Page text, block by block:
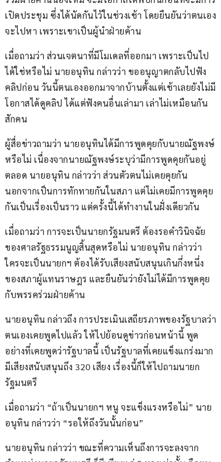
เปิดประชุม ซึ่งได้นัดกันไว้ในช่วงเช้า โดยยืนยันว่าตนเอง
จะไปหา เพราะเขาเป็นผู้นำฝ่ายค้าน
เมื่อถามว่า ส่วนเจตนาที่มีโมเดลที่ออกมา เพราะเป็นไป
ได้ใช่หรือไม่ นายอนุทิน กล่าวว่า ขออนุญาตกลับไปฟัง
คลิปก่อน วันนี้ตนเองออกมาจากบ้านตั้งแต่เช้าเลยยังไม่มี
โอกาสได้ดูคลิป ได้แต่ฟังคนอื่นเล่ามา เล่าไม่เหมือนกัน
สักคน
ผู้สื่อข่าวถามว่า นายอนุทินได้มีการพูดคุยกับนายณัฐพงษ์
หรือไม่ เนื่องจากนายณัฐพงษ์ระบุว่ามีการพูดคุยกันอยู่
ตลอด นายอนุทิน กล่าวว่า ส่วนตัวตนไม่เคยคุยกัน
นอกจากเป็นการทักทายกันในสภา แต่ไม่เคยมีการพูดคุย
กันเป็นเรื่องเป็นราว แต่ครั้งนี้ได้ทำงานในฝั่งเดียวกัน
เมื่อถามว่า การจะเป็นนายกรัฐมนตรี ต้องรอคำวินิจฉัย
ของศาลรัฐธรรมนูญสิ้นสุดหรือไม่ นายอนุทิน กล่าวว่า
ใครจะเป็นนายกฯ ต้องได้รับเสียงสนับสนุนเกินกึ่งหนึ่ง
ของสภาผู้แทนราษฎร และยืนยันว่ายังไม่ได้มีการพูดคุย
กับพรรคร่วมฝ่ายค้าน
นายอนุทิน กล่าวถึง การประเมินเสถียรภาพของรัฐบาลว่า
ตนเองเคยพูดไปแล้ว ให้ไปย้อนดูข่าวก่อนหน้านี้ พูด
อย่างที่เคยพูดว่ารัฐบาลนี้ เป็นรัฐบาลที่เคยแข็งแกร่งมาก
มีเสียงสนับสนุนถึง 320 เสียง เรื่องนี้ก็ให้ไปถามนายก
รัฐมนตรี
เมื่อถามว่า “ถ้าเป็นนายกฯ หนู จะแข็งแรงหรือไม่” นาย
อนุทิน กล่าวว่า “รอให้ถึงวันนั้นก่อน”
นายอนุทิน กล่าวว่า ขณะที่ความเห็นถึงการจะลงจาก